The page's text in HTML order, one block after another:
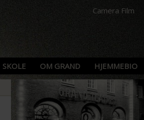
Camera Film
SKOLE OM GRAND HJEMMEBIO